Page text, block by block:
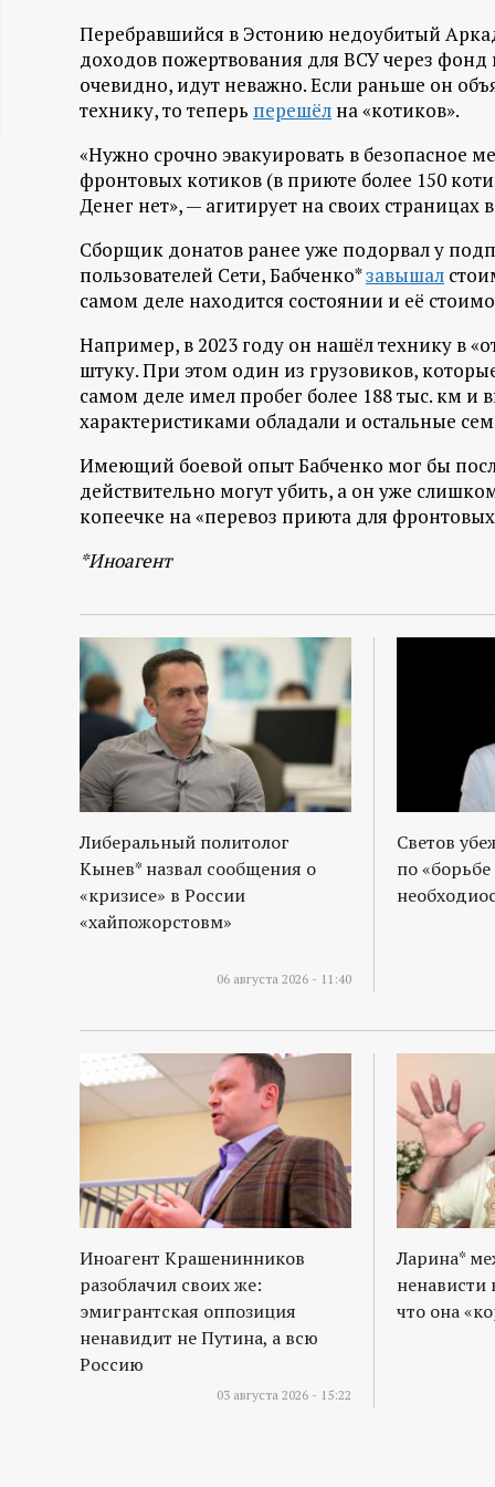
ц
и
о
н
н
ы
й
п
о
р
т
а
л
Перебравшийся в Эстонию недоубитый
доходов пожертвования для ВСУ через
очевидно, идут неважно. Если раньше он
технику, то теперь перешёл на «котиков».
«Нужно срочно эвакуировать в безопасное
фронтовых котиков (в приюте более 150
Денег нет», — агитирует на своих страницах
Сборщик донатов ранее уже подорвал у
пользователей Сети, Бабченко*завышал
самом деле находится состоянии и её
Например, в 2023 году он нашёл технику в
штуку. При этом один из грузовиков,
самом деле имел пробег более 188 тыс. км
характеристиками обладали и остальные
Имеющий боевой опыт Бабченко мог бы
действительно могут убить, а он уже
копеечке на «перевоз приюта для
*Иноагент
Либеральный политолог
Кынев* назвал сообщения о
«кризисе» в России
«хайпожорстовм»
06 августа 2026 - 11:40
Светов
по
Иноагент Крашенинников
разоблачил своих же:
эмигрантская оппозиция
ненавидит не Путина, а всю
Россию
03 августа 2026 - 15:22
Ларина*
ненависти
что она